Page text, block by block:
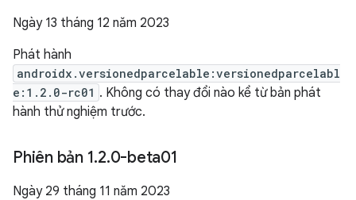
Ngày 13 tháng 12 năm 2023
Phát hành
androidx.versionedparcelable:versionedparcelabl
e:1.2.0-rc01 . Không có thay đổi nào kể từ bản phát
hành thử nghiệm trước.
Phiên bản 1.2.0-beta01
Ngày 29 tháng 11 năm 2023